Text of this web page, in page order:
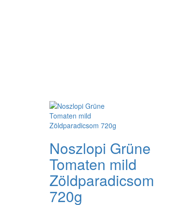
Noszlopi Grüne
Tomaten mild
Zöldparadicsom
720g